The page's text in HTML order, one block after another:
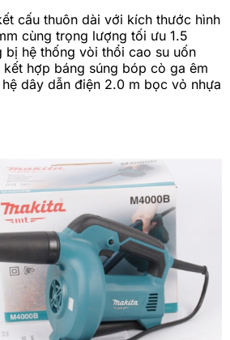
cấu thuôn dài với kích thước hình
cùng trọng lượng tối ưu 1.5
bị hệ thống vòi thổi cao su uốn
hợp báng súng bóp cò ga êm
dây dẫn điện 2.0 m bọc vỏ nhựa